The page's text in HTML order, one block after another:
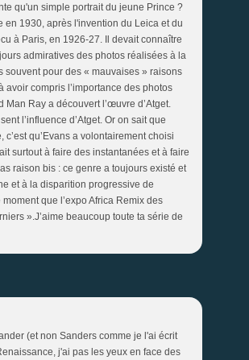
qu'un simple portrait du jeune Prince ?
en 1930, après l'invention du Leica et du
à Paris, en 1926-27. Il devait connaître
admiratives des photos réalisées à la
souvent pour des « mauvaises » raisons
compris l’importance des photos
Man Ray a découvert l’œuvre d’Atget.
l’influence d’Atget. Or on sait que
qu’Evans a volontairement choisi
surtout à faire des instantanées et à faire
raison bis : ce genre a toujours existé et
et à la disparition progressive de
que l’expo Africa Remix des
».J’aime beaucoup toute ta série de
(et non Sanders comme je l'ai écrit
j'ai pas les yeux en face des